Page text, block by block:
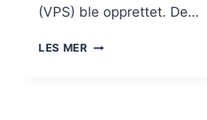
(VPS) ble opprettet. De…
LES MERFORDRINGER